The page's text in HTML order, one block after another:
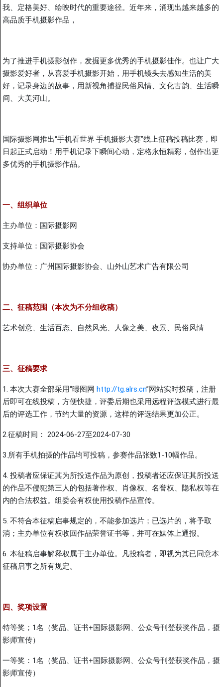
我、定格美好、绘映时代的重要途径。近年来，涌现出越来越多的
高品质手机摄影作品，
为了推进手机摄影创作，发掘更多优秀的手机摄影佳作。也让广大
摄影爱好者，从喜爱手机摄影开始，用手机镜头去感知生活的美
好，记录身边的故事，用新视角捕捉民俗风情、文化古韵、生活瞬
间、大美河山。
国际摄影网推出“手机看世界·手机摄影大赛”线上征稿投稿比赛，即
日起正式启动！用手机记录下瞬间心动，定格永恒精彩，创作出更
多优秀的手机摄影作品。
一、组织单位
主办单位：国际摄影网
支持单位：国际摄影协会
协办单位：广州国际摄影协会、山外山艺术广告有限公司
二、征稿范围（本次为不分组收稿）
艺术创意、生活百态、自然风光、人像之美、夜景、民俗风情
三、征稿要求
1. 本次大赛全部采用“暻图网 http://tg.alrs.cn”网站实时投稿，注册
后即可在线投稿，方便快捷，评委后期也采用远程评选模式进行最
后的评选工作，节约大量的资源，这样的评选结果更加公正。
2.征稿时间： 2024-06-27至2024-07-30
3.所有手机拍摄的作品均可投稿，参赛作品张数1-10幅作品。
4. 投稿者应保证其为所投送作品为原创，投稿者还应保证其所投送
的作品不侵犯第三人的包括著作权、肖像权、名誉权、隐私权等在
内的合法权益。组委会有权使用投稿作品宣传。
5. 不符合本征稿启事规定的，不能参加选片；已选片的，将予取
消；主办单位有权收回作品荣誉证书等，并可在媒体上通报。
6. 本征稿启事解释权属于主办单位。凡投稿者，即视为其已同意本
征稿启事之所有规定。
四、奖项设置
特等奖；1名（奖品、证书+国际摄影网、公众号刊登获奖作品，摄
影师宣传）
一等奖：1名（奖品、证书+国际摄影网、公众号刊登获奖作品，摄
影师宣传）